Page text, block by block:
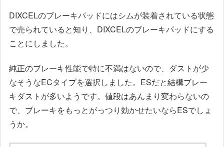
DIXCELのブレーキパッドにはシムが装着されている状態
で売られていると知り、DIXCELのブレーキパッドにする
ことにしました。
純正のブレーキ性能で特に不満はないので、ダストが少
なそうなECタイプを選択しました。ESだと結構ブレー
キダストが多いようです。値段はあんまり変わらないの
で、ブレーキをもっとがっつり効かせたいならESでしょ
うか。